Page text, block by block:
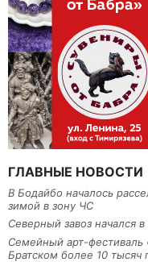
ГЛАВНЫЕ НОВОСТИ
В Бодайбо началось
зимой в зону ЧС
Северный завоз начался
Семейный арт-фестиваль
Братском более 10 тысяч